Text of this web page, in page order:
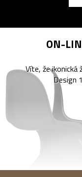
ON-
Víte, že ikonická
Design